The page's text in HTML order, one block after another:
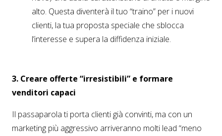
alto. Questa diventerà il tuo “traino” per i nuovi
clienti, la tua proposta speciale che sblocca
l’interesse e supera la diffidenza iniziale.
3. Creare offerte “irresistibili” e formare
venditori capaci
Il passaparola ti porta clienti già convinti, ma con un
marketing più aggressivo arriveranno molti lead “meno